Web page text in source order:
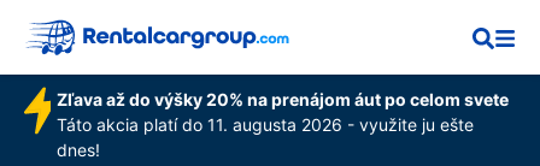
Zľava až do výšky 20% na prenájom áut po celom svete
Táto akcia platí do 11. augusta 2026 - využite ju ešte
dnes!